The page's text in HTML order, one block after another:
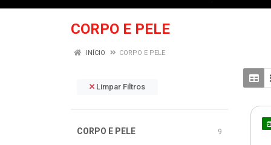
CORPO E PELE
INÍCIO CORPO E PELE
Limpar Filtros
CORPO E PELE 9